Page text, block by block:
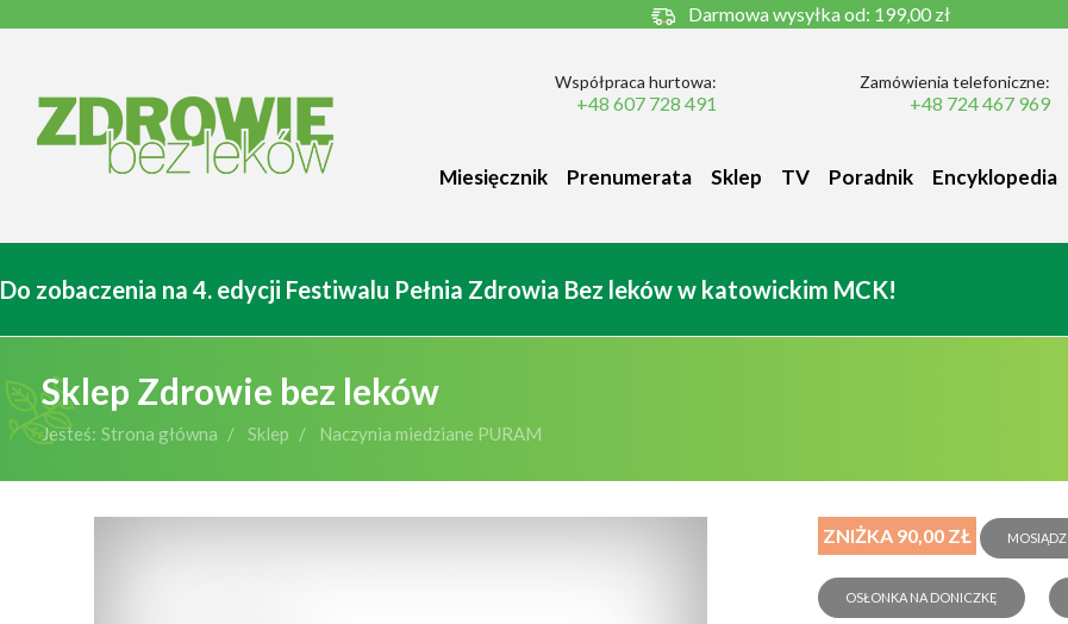
Darmowa wysyłka od: 199,00 zł
Współpraca hurtowa:
+48 607 728 491
Zamówienia telefoniczne:
+48 724 467 969
Miesięcznik Prenumerata Sklep TV Poradnik Encyklopedia
Do zobaczenia na 4. edycji Festiwalu Pełnia Zdrowia Bez leków w katowickim MCK!
Sklep Zdrowie bez leków
Jesteś: Strona główna Sklep Naczynia miedziane PURAM
ZNIŻKA 90,00 ZŁ MOSIĄDZ
OSŁONKA NA DONICZKĘ